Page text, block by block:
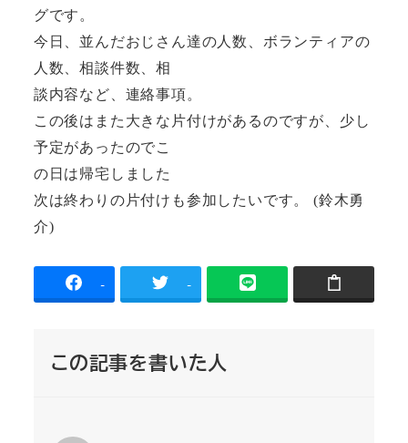
グです。
今日、並んだおじさん達の人数、ボランティアの
人数、相談件数、相
談内容など、連絡事項。
この後はまた大きな片付けがあるのですが、少し
予定があったのでこ
の 日は帰宅しました
次は終わりの片付けも参加したいです。
(鈴木勇
介)
- -
この記事を書いた人